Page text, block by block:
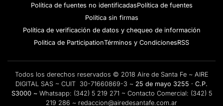
Política de fuentes no identificadasPolítica de fuentes
Política sin firmas
Política de verificación de datos y chequeo de información
Politica de ParticipationTérminos y CondicionesRSS
Todos los derechos reservados © 2018 Aire de Santa Fe ~ AIRE
DIGITAL SAS ~ CUIT 30-71660869-3 ~ 25 de mayo 3255 · C.P.
S3000 ~ Whatsapp: (342) 5 219 271 ~ Contacto Comercial: (342) 5
219 286 ~ redaccion@airedesantafe.com.ar